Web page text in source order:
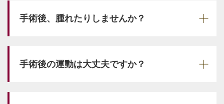
手術後、腫れたりしませんか？
手術後の運動は大丈夫ですか？